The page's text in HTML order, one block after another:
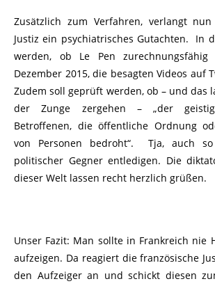
Zusätzlich zum Verfahren, verlangt
Justiz ein psychiatrisches Gutachten. In
werden, ob Le Pen
Dezember 2015, die besagten Videos auf
Zudem soll geprüft werden, ob – und das
der Zunge zergehen – „der
Betroffenen, die öffentliche Ordnung
von Personen bedroht“. Tja, auch
politischer Gegner entledigen. Die
dieser Welt lassen recht herzlich grüßen.
Unser Fazit: Man sollte in Frankreich nie
aufzeigen. Da reagiert die französische
den Aufzeiger an und schickt diesen